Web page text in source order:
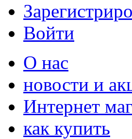
Войти
О нас
новости и
Интернет
как купить